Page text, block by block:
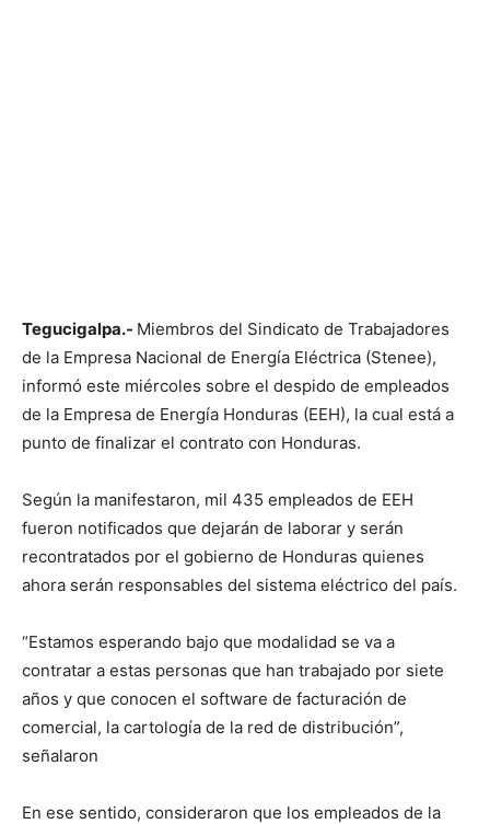
Tegucigalpa.- Miembros del Sindicato de Trabajadores
de la Empresa Nacional de Energía Eléctrica (Stenee),
informó este miércoles sobre el despido de empleados
de la Empresa de Energía Honduras (EEH), la cual está a
punto de finalizar el contrato con Honduras.
Según la manifestaron, mil 435 empleados de EEH
fueron notificados que dejarán de laborar y serán
recontratados por el gobierno de Honduras quienes
ahora serán responsables del sistema eléctrico del país.
“Estamos esperando bajo que modalidad se va a
contratar a estas personas que han trabajado por siete
años y que conocen el software de facturación de
comercial, la cartología de la red de distribución”,
señalaron
En ese sentido, consideraron que los empleados de la